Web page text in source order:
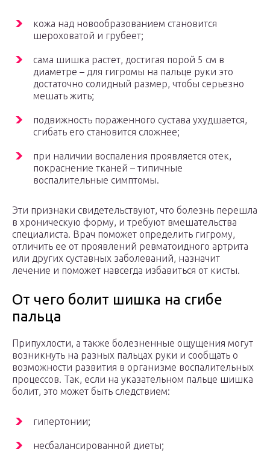
кожа над новообразованием становится
шероховатой и грубеет;
сама шишка растет, достигая порой 5 см в
диаметре – для гигромы на пальце руки это
достаточно солидный размер, чтобы серьезно
мешать жить;
подвижность пораженного сустава ухудшается,
сгибать его становится сложнее;
при наличии воспаления проявляется отек,
покраснение тканей – типичные
воспалительные симптомы.
Эти признаки свидетельствуют, что болезнь перешла
в хроническую форму, и требуют вмешательства
специалиста. Врач поможет определить гигрому,
отличить ее от проявлений ревматоидного артрита
или других суставных заболеваний, назначит
лечение и поможет навсегда избавиться от кисты.
От чего болит шишка на сгибе
пальца
Припухлости, а также болезненные ощущения могут
возникнуть на разных пальцах руки и сообщать о
возможности развития в организме воспалительных
процессов. Так, если на указательном пальце шишка
болит, это может быть следствием:
гипертонии;
несбалансированной диеты;